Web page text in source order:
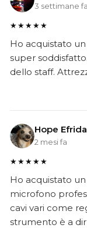
3 settimane fa
★★★★★
Ho acquistato
super
dello staff.
Hope Efrida
2 mesi fa
★★★★★
Ho acquistato
microfono
cavi vari come
strumento è a